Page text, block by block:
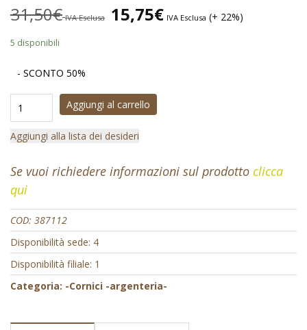
31,50€ IVA Esclusa 15,75€ IVA Esclusa (+ 22%)
5 disponibili
- SCONTO 50%
Aggiungi al carrello
Aggiungi alla lista dei desideri
Se vuoi richiedere informazioni sul prodotto clicca
qui
COD: 387112
Disponibilità sede: 4
Disponibilità filiale: 1
Categoria: -Cornici -argenteria-